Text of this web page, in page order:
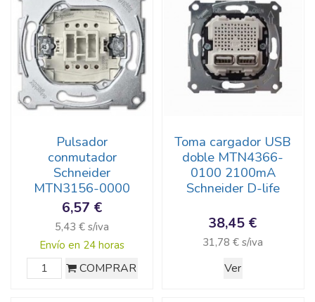
Pulsador
conmutador
Schneider
MTN3156-0000
6,57 €
5,43 € s/iva
Envío en 24 horas
COMPRAR
Toma cargador USB
doble MTN4366-
0100 2100mA
Schneider D-life
38,45 €
31,78 € s/iva
Ver